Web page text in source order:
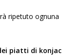
ripetuto ognuna
piatti di konjac